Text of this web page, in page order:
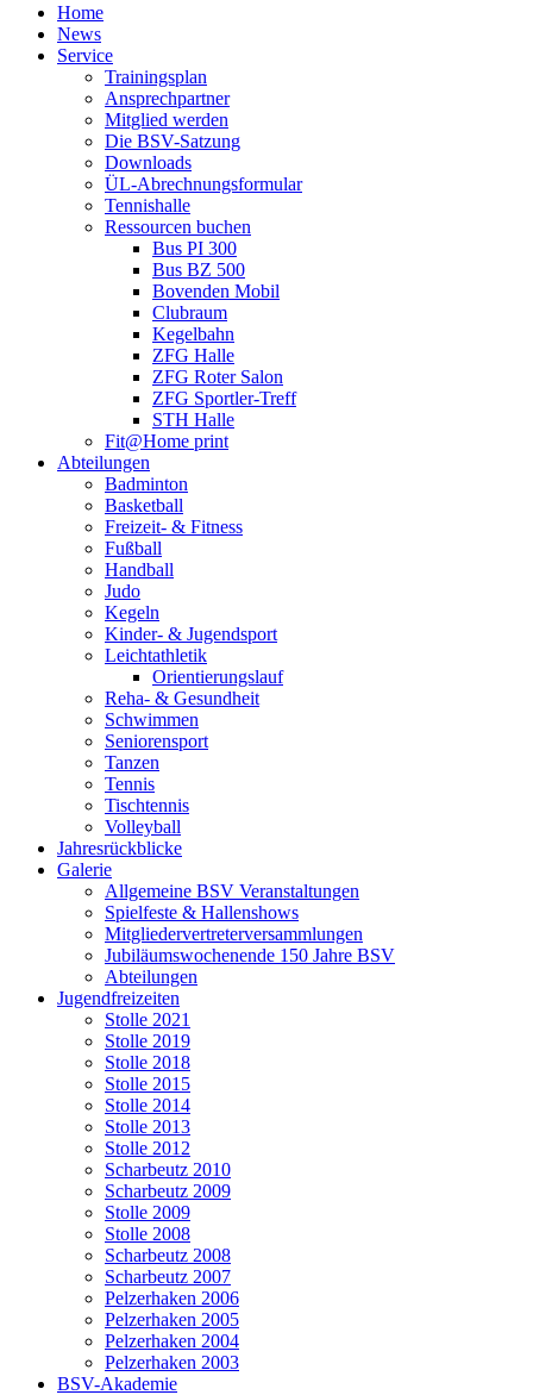
Home
News
Service
Trainingsplan
Ansprechpartner
Mitglied werden
Die BSV-Satzung
Downloads
ÜL-Abrechnungsformular
Tennishalle
Ressourcen buchen
Bus PI 300
Bus BZ 500
Bovenden Mobil
Clubraum
Kegelbahn
ZFG Halle
ZFG Roter Salon
ZFG Sportler-Treff
STH Halle
Fit@Home print
Abteilungen
Badminton
Basketball
Freizeit- & Fitness
Fußball
Handball
Judo
Kegeln
Kinder- & Jugendsport
Leichtathletik
Orientierungslauf
Reha- & Gesundheit
Schwimmen
Seniorensport
Tanzen
Tennis
Tischtennis
Volleyball
Jahresrückblicke
Galerie
Allgemeine BSV Veranstaltungen
Spielfeste & Hallenshows
Mitgliedervertreterversammlungen
Jubiläumswochenende 150 Jahre BSV
Abteilungen
Jugendfreizeiten
Stolle 2021
Stolle 2019
Stolle 2018
Stolle 2015
Stolle 2014
Stolle 2013
Stolle 2012
Scharbeutz 2010
Scharbeutz 2009
Stolle 2009
Stolle 2008
Scharbeutz 2008
Scharbeutz 2007
Pelzerhaken 2006
Pelzerhaken 2005
Pelzerhaken 2004
Pelzerhaken 2003
BSV-Akademie